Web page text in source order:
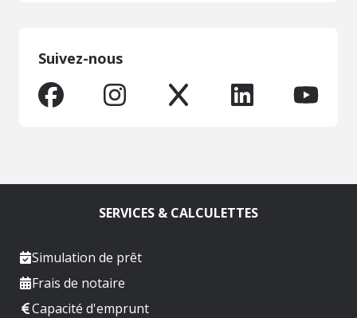
Suivez-nous
SERVICES & CALCULETTES
Simulation de prêt
Frais de notaire
Capacité d'emprunt